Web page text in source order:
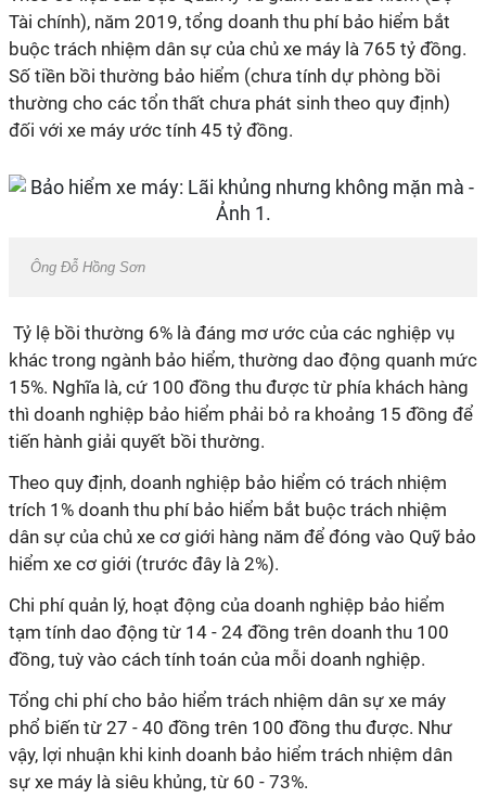
Tài chính), năm 2019, tổng doanh thu phí bảo hiểm bắt
buộc trách nhiệm dân sự của chủ xe máy là 765 tỷ đồng.
Số tiền bồi thường bảo hiểm (chưa tính dự phòng bồi
thường cho các tổn thất chưa phát sinh theo quy định)
đối với xe máy ước tính 45 tỷ đồng.
Ông Đỗ Hồng Sơn
Tỷ lệ bồi thường 6% là đáng mơ ước của các nghiệp vụ
khác trong ngành bảo hiểm, thường dao động quanh mức
15%. Nghĩa là, cứ 100 đồng thu được từ phía khách hàng
thì doanh nghiệp bảo hiểm phải bỏ ra khoảng 15 đồng để
tiến hành giải quyết bồi thường.
Theo quy định, doanh nghiệp bảo hiểm có trách nhiệm
trích 1% doanh thu phí bảo hiểm bắt buộc trách nhiệm
dân sự của chủ xe cơ giới hàng năm để đóng vào Quỹ bảo
hiểm xe cơ giới (trước đây là 2%).
Chi phí quản lý, hoạt động của doanh nghiệp bảo hiểm
tạm tính dao động từ 14 - 24 đồng trên doanh thu 100
đồng, tuỳ vào cách tính toán của mỗi doanh nghiệp.
Tổng chi phí cho bảo hiểm trách nhiệm dân sự xe máy
phổ biến từ 27 - 40 đồng trên 100 đồng thu được. Như
vậy, lợi nhuận khi kinh doanh bảo hiểm trách nhiệm dân
sự xe máy là siêu khủng, từ 60 - 73%.